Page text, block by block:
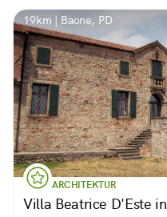
19km | Baone, PD
ARCHITEKTUR
Villa Beatrice D'Este